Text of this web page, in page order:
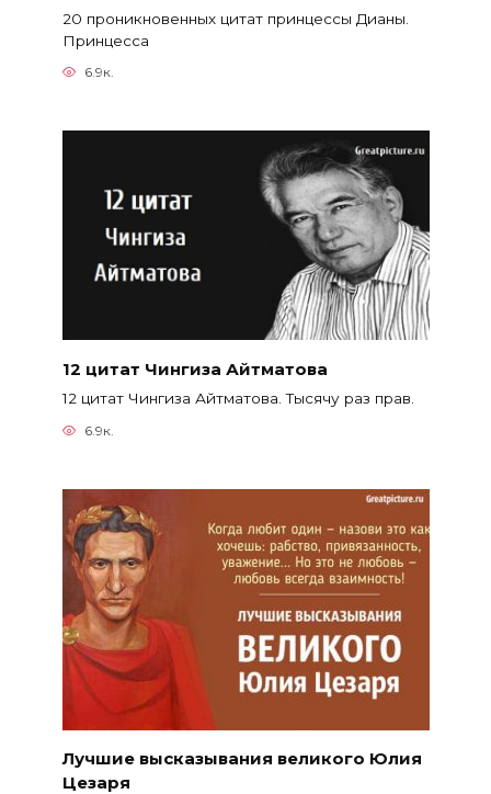
20 проникновенных цитат принцессы Дианы.
Принцесса
6.9к.
12 цитат Чингиза Айтматова
12 цитат Чингиза Айтматова. Тысячу раз прав.
6.9к.
Лучшие высказывания великого Юлия
Цезаря